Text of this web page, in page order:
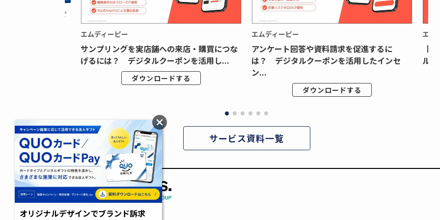
エムディーピー
サンプリングを実店舗への来店・購買につな
げるには？ デジタルクーポンを活用し...
ダウンロードする
エムディーピー
アンケート回答や資料請求を促進するに
は？ デジタルクーポンを活用したインセ
ン...
ダウンロードする
エム
【
ル
サービス資料一覧
オリジナルデザインでブランド訴求